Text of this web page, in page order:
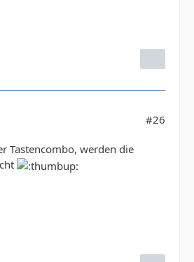
#26
Tastencombo, werden die